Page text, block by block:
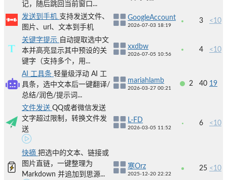
记，随后跳回当前窗口...
发送到手机 支持发送文件、
图片、url、文本到手机
GoogleAccount
2026-07-03 18:19
3 <10
关键字提示 自动提取选中文
本并高亮显示其中预设的关
键字（支持多个，用...
xxdbw
2026-07-05 10:56
4 <10
AI 工具条 轻量级浮动 AI 工
具条，选中文本后一键翻译/
总结/润色/提示词...
mariahlamb
2026-03-27 00:21
2 40 19
文件发送 QQ或者微信发送
文字超过限制，转换文件发
送
L-FD
2026-03-05 11:52
6 <10
快摘 把选中的文本、链接或
图片直链，一键整理为
Markdown 并追加到思源...
寒Orz
2025-12-20 22:22
25 <10